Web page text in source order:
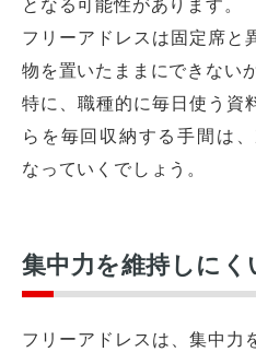
フリーアドレスは固定席と
物を置いたままにできない
特に、職種的に毎日使う資
らを毎回収納する手間は
なっていくでしょう。
集中力を維持しにく
フリーアドレスは、集中力